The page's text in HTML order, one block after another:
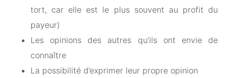
tort, car elle est le plus souvent au profit du
payeur)
Les opinions des autres qu’ils ont envie de
connaître
La possibilité d’exprimer leur propre opinion